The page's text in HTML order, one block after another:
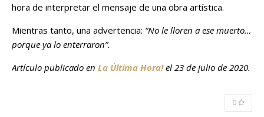
hora de interpretar el mensaje de una obra artística.
Mientras tanto, una advertencia: “No le lloren a ese muerto…
porque ya lo enterraron”.
Artículo publicado en La Última Hora!el 23 de julio de 2020.
0